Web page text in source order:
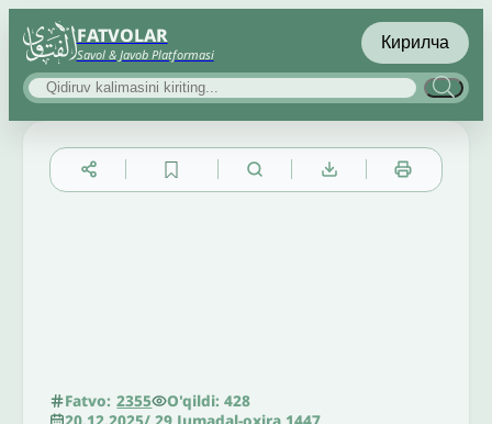
FATVOLAR
Savol & Javob Platformasi
Кирилча
Fatvo: 2355
O'qildi: 428